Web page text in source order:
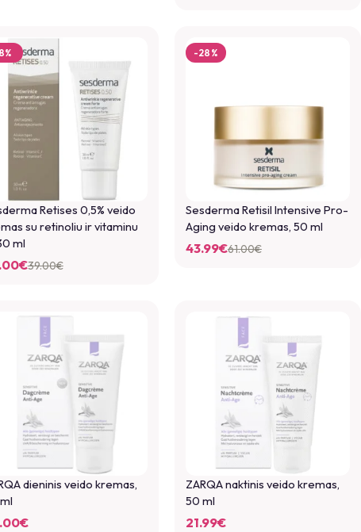
Retises 0,5% veido
su retinoliu ir vitaminu
ml
39.00€
€
-28%
Sesderma Retisil Intensive Pro-
Aging veido kremas, 50 ml
61.00€
43.99€
dieninis veido kremas,
€
ZARQA naktinis veido kremas,
50 ml
21.99€